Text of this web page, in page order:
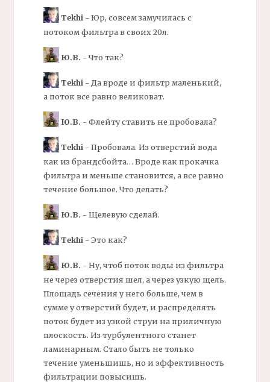
ЛЕНТА
ВСТАВИТ
Ь Tekhi- Юр, совсем замучилась с
потокомфильтрав своих 20л.
Ю.В. - Что так?
Tekhi- Да вроде и фильтр маленький,
а поток все равно великоват.
Ю.В. -Флейтуставить не пробовала?
Tekhi- Пробовала. Из отверстий вода
как из брандсбойта… Вроде как прокачка
фильтраи меньше становится, а все равно
течение большое. Что делать?
Ю.В. - Щелевую сделай.
Tekhi- Это как?
Ю.В. - Ну, чтоб поток воды из фильтра
не через отверстия шел, а через узкую щель.
Площадь сечения у него больше, чем в
сумме у отверстий будет, и распределять
поток будет из узкой струи на приличную
плоскость. Из турбулентного станет
ламинарным. Стало быть не только
течение уменьшишь, но и эффективность
фильтрации повысишь.